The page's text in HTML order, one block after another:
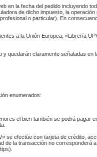
en la fecha del pedido incluyendo
de dicho impuesto, la
o particular). En
a la Unión Europea, «Librería
quedarán claramente señaladas
enumerados:
el bien también se podrá pagar
se efectúe con tarjeta de crédito,
de la transacción no corresponderá